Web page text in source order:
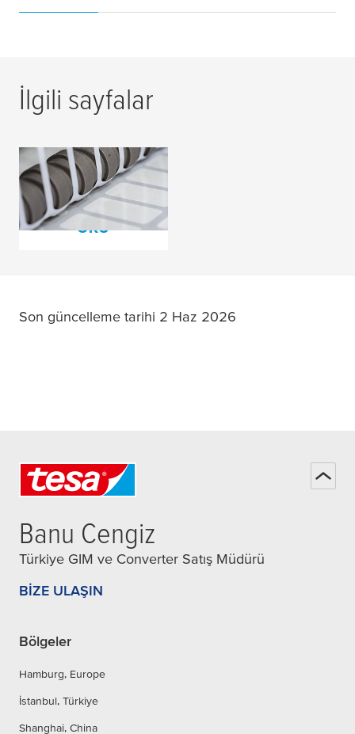
İlgili sayfalar
Aktarma için Bant
Teknolojisi
DAHA FAZLASINI
OKU
Son güncelleme tarihi 2 Haz 2026
Banu Cengiz
Türkiye GIM ve Converter Satış Müdürü
BIZE ULAŞIN
Bölgeler
Hamburg, Europe
İstanbul, Türkiye
Shanghai, China